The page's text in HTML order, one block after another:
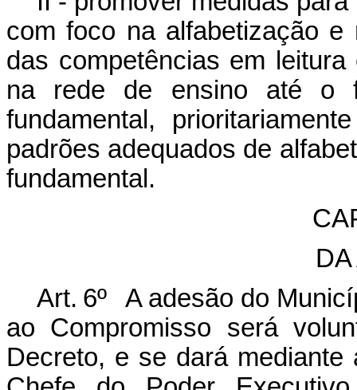
com foco na alfabetização e
das competências em
na rede de ensino até o
fundamental,
padrões adequados de
fundamental.
Art. 6º A adesão do
ao Compromisso será
Decreto, e se dará